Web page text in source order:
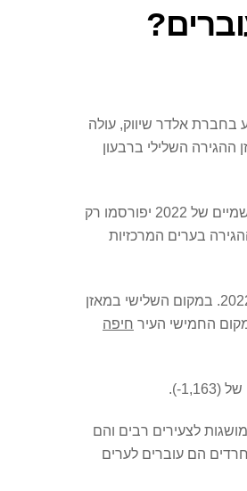
בחברת אלדר שיווק, עולה
מאזן ההגירה השלילי ברבעון
נתוני ההגירה של הלמ”ס לשנת 2022 ולרבעון הראשון הם נתונים ארעיים המפורסמים באתר הלמ”ס ומבוססים על אומדן סטטיסטי, בעוד שהנתונים הרשמיים של 2022 יפורסמו רק
בערים המרכזיות
מדורגת במקום השני מבין הערים בישראל במאזן ההגירה השלילי, עם 7,552 תושבים נטו שעזבו את העיר ב-2022. במקום השלישי במאזן
חיפה
).
לצעירים רבים והם
הם עוברים לערים